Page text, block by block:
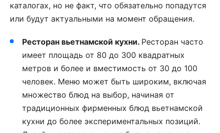
каталогах, но не факт, что обязательно попадутся
или будут актуальными на момент обращения.
Ресторан вьетнамской кухни. Ресторан часто
имеет площадь от 80 до 300 квадратных
метров и более и вместимость от 30 до 100
человек. Меню может быть широким, включая
множество блюд на выбор, начиная от
традиционных фирменных блюд вьетнамской
кухни до более экспериментальных позиций.